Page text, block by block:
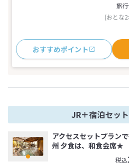
旅
(おとな
おすすめポイント
JR＋宿泊セッ
アクセスセットプラン
州 夕食は、和食会席★
税込